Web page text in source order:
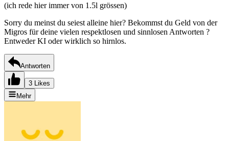
(ich rede hier immer von 1.5l grössen)
Sorry du meinst du seiest alleine hier? Bekommst du Geld von der
Migros für deine vielen respektlosen und sinnlosen Antworten ?
Entweder KI oder wirklich so hirnlos.
Antworten
3 Likes
Mehr